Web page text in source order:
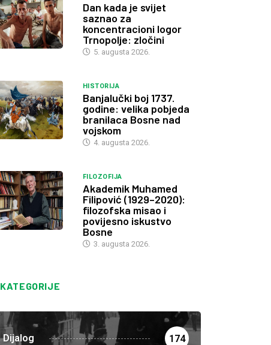
Dan kada je svijet
saznao za
koncentracioni logor
Trnopolje: zločini
5. augusta 2026.
HISTORIJA
Banjalučki boj 1737.
godine: velika pobjeda
branilaca Bosne nad
vojskom
4. augusta 2026.
FILOZOFIJA
Akademik Muhamed
Filipović (1929–2020):
filozofska misao i
povijesno iskustvo
Bosne
3. augusta 2026.
KATEGORIJE
Dijalog 174